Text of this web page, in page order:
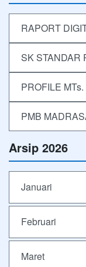
RAPORT
SK STANDAR
PROFILE
PMB
Arsip 2026
Januari
Februari
Maret